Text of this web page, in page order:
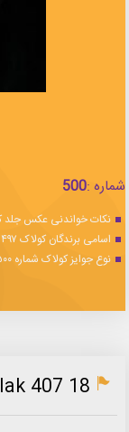
شماره :500
نکات خواندنی عکس جلد
اسامی برندگان کولاک ۴۹۷
نوع جوایز کولاک شماره ۵۰۰
407 18